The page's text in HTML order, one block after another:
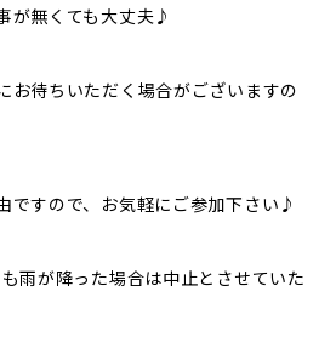
が無くても大丈夫♪
お待ちいただく場合がございますの
ですので、お気軽にご参加下さい♪
雨が降った場合は中止とさせていた